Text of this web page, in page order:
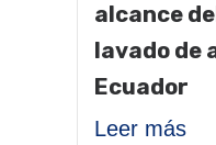
alcance
lavado de
Ecuador
Leer más